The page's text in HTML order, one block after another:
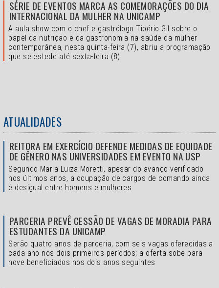
SÉRIE DE EVENTOS MARCA AS COMEMORAÇÕES DO DIA
INTERNACIONAL DA MULHER NA UNICAMP
A aula show com o chef e gastrólogo Tibério Gil sobre o
papel da nutrição e da gastronomia na saúde da mulher
contemporânea, nesta quinta-feira (7), abriu a programação
que se estede até sexta-feira (8)
ATUALIDADES
REITORA EM EXERCÍCIO DEFENDE MEDIDAS DE EQUIDADE
DE GÊNERO NAS UNIVERSIDADES EM EVENTO NA USP
Segundo Maria Luiza Moretti, apesar do avanço verificado
nos últimos anos, a ocupação de cargos de comando ainda
é desigual entre homens e mulheres
PARCERIA PREVÊ CESSÃO DE VAGAS DE MORADIA PARA
ESTUDANTES DA UNICAMP
Serão quatro anos de parceria, com seis vagas oferecidas a
cada ano nos dois primeiros períodos; a oferta sobe para
nove beneficiados nos dois anos seguintes